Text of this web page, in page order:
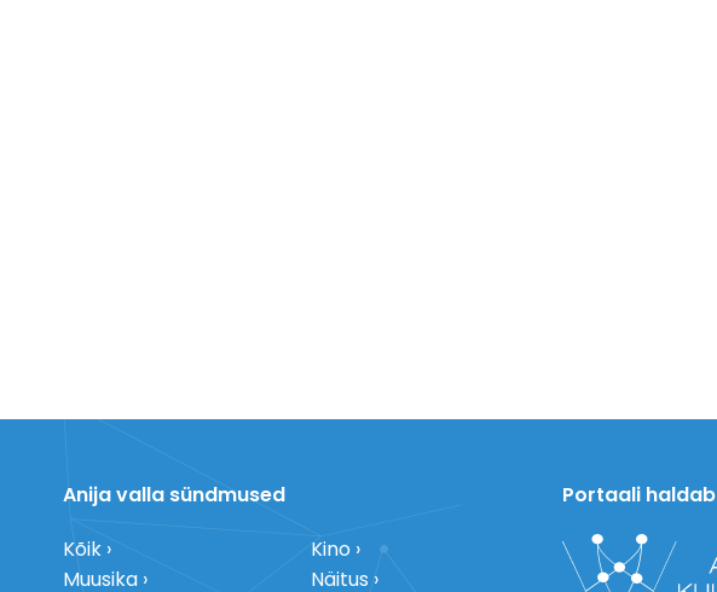
Anija valla sündmused
Kõik
Muusika
Kino
Näitus
Portaali haldab